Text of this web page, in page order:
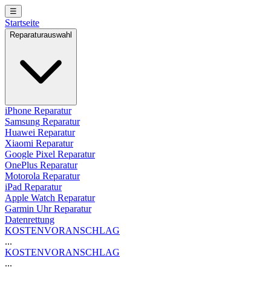
☰
Startseite
Reparaturauswahl
iPhone Reparatur
Samsung Reparatur
Huawei Reparatur
Xiaomi Reparatur
Google Pixel Reparatur
OnePlus Reparatur
Motorola Reparatur
iPad Reparatur
Apple Watch Reparatur
Garmin Uhr Reparatur
Datenrettung
KOSTENVORANSCHLAG
...
KOSTENVORANSCHLAG
...